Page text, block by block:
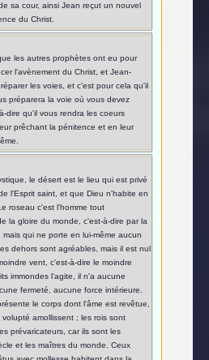
sa cour, ainsi Jean reçut un nouvel
du Christ.
les autres prophètes ont eu pour
l'avènement du Christ, et Jean-
les voies, et c'est pour cela qu'il
préparera la voie où vous devez
dire qu'il vous rendra les coeurs
prêchant la pénitence et en leur
le désert est le lieu qui est privé
l'Esprit saint, et que Dieu n'habite en
roseau c'est l'homme tout
la gloire du monde, c'est-à-dire par la
mais qui ne porte en lui-même aucun
dehors sont agréables, mais il est nul
vent, c'est-à-dire le moindre
immondes l'agite, il n'a aucune
fermeté, aucune force intérieure.
le corps dont l'âme est revêtue,
amollissent ; les rois sont
prévaricateurs, car ils sont les
et les maîtres du monde. Ceux